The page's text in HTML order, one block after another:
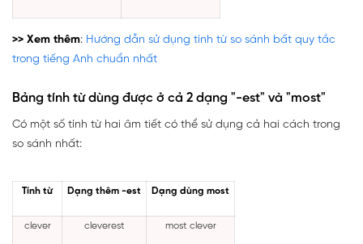
>> Xem thêm: Hướng dẫn sử dụng tính từ so sánh bất quy tắc
trong tiếng Anh chuẩn nhất
Bảng tính từ dùng được ở cả 2 dạng "-est" và "most"
Có một số tính từ hai âm tiết có thể sử dụng cả hai cách trong
so sánh nhất:
Tính từ Dạng thêm -est Dạng dùng most
clever cleverest most clever